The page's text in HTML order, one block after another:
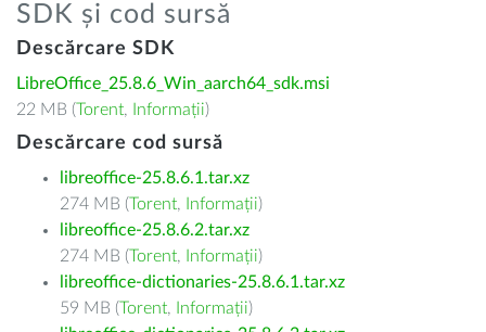
SDK și cod sursă
Descărcare SDK
LibreOffice_25.8.6_Win_aarch64_sdk.msi
22 MB (Torent, Informații)
Descărcare cod sursă
libreoffice-25.8.6.1.tar.xz
274 MB (Torent, Informații)
libreoffice-25.8.6.2.tar.xz
274 MB (Torent, Informații)
libreoffice-dictionaries-25.8.6.1.tar.xz
59 MB (Torent, Informații)